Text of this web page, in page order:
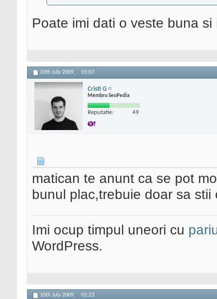
Poate imi dati o veste buna
10th July 2009, 01:07
Cristi G
Membru SeoPedia
Reputatie: 49
matican te anunt ca se pot
bunul plac,trebuie doar sa stii
Imi ocup timpul uneori cu
WordPress.
10th July 2009, 01:23